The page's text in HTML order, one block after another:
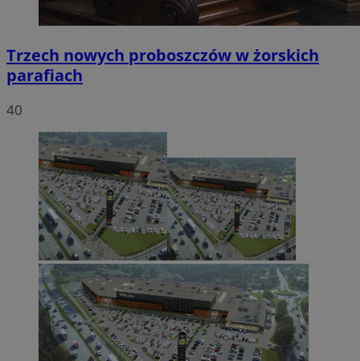
Trzech nowych proboszczów w żorskich
parafiach
40